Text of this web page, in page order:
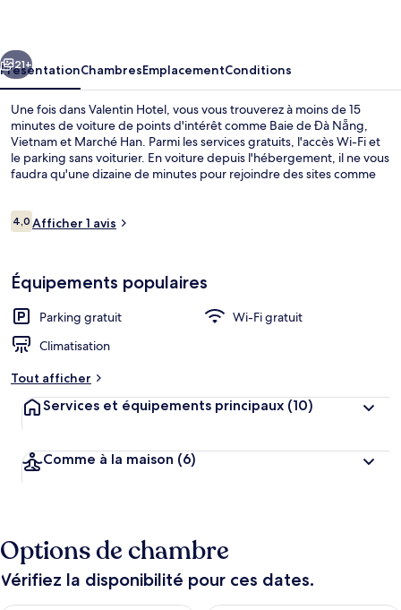
Suivant
21+
PrésentationChambresEmplacementConditions
Une fois dans Valentin Hotel, vous vous trouverez à moins de 15
minutes de voiture de points d'intérêt comme Baie de Đà Nẵng,
Vietnam et Marché Han. Parmi les services gratuits, l'accès Wi-Fi et
le parking sans voiturier. En voiture depuis l'hébergement, il ne vous
faudra qu'une dizaine de minutes pour rejoindre des sites comme
Avis
voyageurs
4,04,0 sur 10
Afficher 1 avis
Équipements populaires
Parking gratuit
Wi-Fi gratuit
Climatisation
Tout afficher
Services et équipements principaux (10)
Comme à la maison (6)
Options de chambre
Vérifiez la disponibilité pour ces dates.